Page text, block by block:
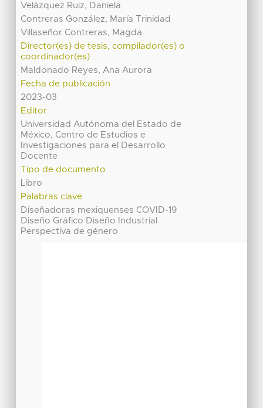
Velázquez Ruiz, Daniela
Contreras González, María Trinidad
Villaseñor Contreras, Magda
Director(es) de tesis, compilador(es) o
coordinador(es)
Maldonado Reyes, Ana Aurora
Fecha de publicación
2023-03
Editor
Universidad Autónoma del Estado de
México, Centro de Estudios e
Investigaciones para el Desarrollo
Docente
Tipo de documento
Libro
Palabras clave
Diseñadoras mexiquenses COVID-19
Diseño Gráfico Diseño Industrial
Perspectiva de género